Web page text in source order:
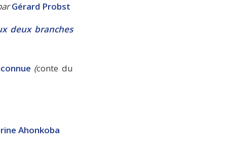
Gérard Probst
deux branches
(conte du
Ahonkoba